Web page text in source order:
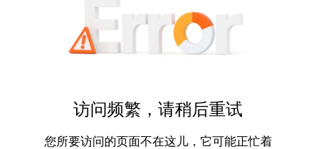
访问频繁，请稍后重试
您所要访问的页面不在这儿，它可能正忙着